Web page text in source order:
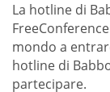
La hotline di
mondo a
hotline di
partecipare.